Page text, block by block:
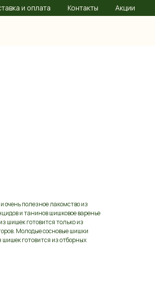
и оплата Контакты Акции
очень полезное лакомство из
и танинов шишковое варенье
шишек готовится только из
Молодые сосновые шишки
шишек готовится из отборных